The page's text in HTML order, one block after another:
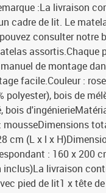
:La livraison
cadre de lit. Le
consulter notre
assortis.Chaque
de montage
facile.Couleur :
polyester), bois de
bois
mousseDimensions
cm (L x l x
: 160 x 200
inclus)La livraison
pied de lit1 x tête